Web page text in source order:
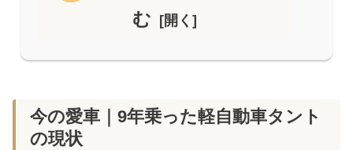
む
今の愛車｜9年乗った軽自動車タント
の現状